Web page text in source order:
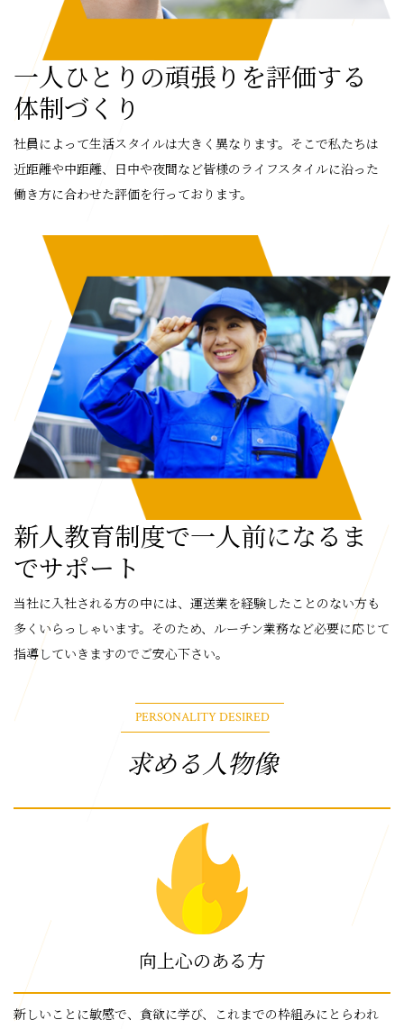
一人ひとりの頑張りを評価する
体制づくり
社員によって生活スタイルは大きく異なります。そこで私たちは
近距離や中距離、日中や夜間など皆様のライフスタイルに沿った
働き方に合わせた評価を行っております。
新人教育制度で一人前になるま
でサポート
当社に入社される方の中には、運送業を経験したことのない方も
多くいらっしゃいます。そのため、ルーチン業務など必要に応じて
指導していきますのでご安心下さい。
PERSONALITY DESIRED
求める人物像
向上心のある方
新しいことに敏感で、貪欲に学び、これまでの枠組みにとらわれ